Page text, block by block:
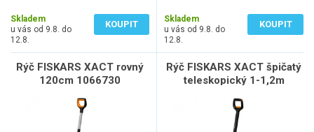
Skladem
u vás od 9.8. do
12.8.
KOUPIT
Skladem
u vás od 9.8. do
12.8.
KOUPIT
Rýč FISKARS XACT rovný
120cm 1066730
Rýč FISKARS XACT špičatý
teleskopický 1-1,2m